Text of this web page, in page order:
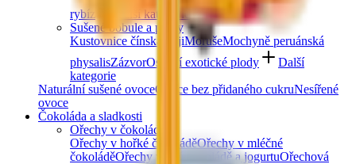
rybíz
Další kategorie
Sušené bobule a plody
Kustovnice čínská gojiMorušeMochyně peruánská
physalisZázvorOstatní exotické plody
Další
kategorie
Naturální sušené ovoceOvoce bez přidaného cukruNesířené
ovoce
Čokoláda a sladkosti
Ořechy v čokoládě
Ořechy v hořké čokoláděOřechy v mléčné
čokoláděOřechy v bílé čokoládě a jogurtuOřechová